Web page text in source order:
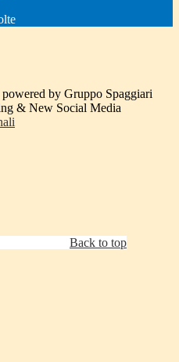
by Gruppo Spaggiari
& New Social Media
Back to top